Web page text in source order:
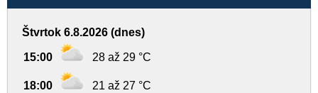
Štvrtok 6.8.2026 (dnes)
15:00 28 až 29 °C
18:00 21 až 27 °C